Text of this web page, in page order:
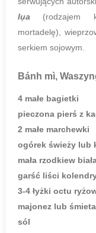
lụa (rodzajem
mortadelę),
serkiem sojowym.
Bánh mì,
4 małe bagietki
pieczona pierś z
2 małe marchewki
ogórek świeży lub
mała rzodkiew
garść liści
3-4 łyżki octu
majonez lub
sól